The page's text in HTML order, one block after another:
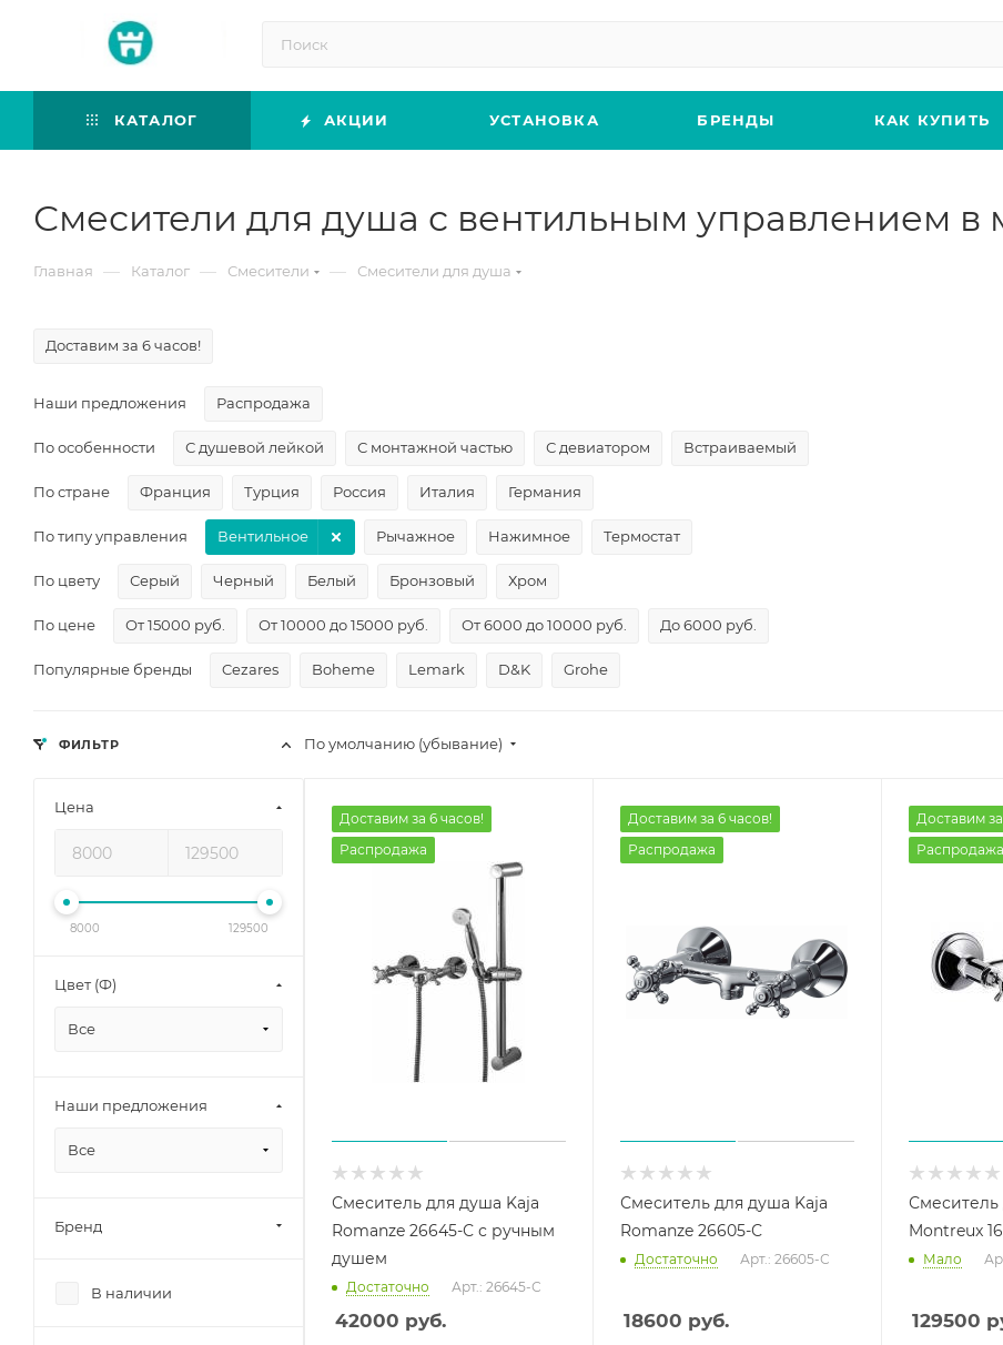
КАТАЛОГ АКЦИИ УСТАНОВКА БРЕНДЫ КАК КУПИТЬ
Смесители для душа с вентильным управлением в
Главная — Каталог — Смесители — Смесители для душа
Доставим за 6 часов!
Наши предложения Распродажа
По особенности С душевой лейкой С монтажной частью С девиатором Встраиваемый
По стране Франция Турция Россия Италия Германия
По типу управления Рычажное Нажимное Термостат
Вентильное
По цвету Серый Черный Белый Бронзовый Хром
По цене От 15000 руб. От 10000 до 15000 руб. От 6000 до 10000 руб. До 6000 руб.
Популярные бренды Cezares Boheme Lemark D&K Grohe
По умолчанию (убывание)
Доставим за 6 часов!
Распродажа
Смеситель для душа Kaja
Romanze 26645-С с ручным
душем
Достаточно Арт.: 26645-С
42000 руб.
Доставим за 6 часов!
Распродажа
Смеситель для душа Kaja
Romanze 26605-С
Достаточно Арт.: 26605-С
18600 руб.
Доставим
Распродажа
Смеситель
Montreux
Мало
129500
ФИЛЬТР
Цена
8000 129500
Цвет (Ф)
Все
Наши предложения
Все
Бренд
В наличии